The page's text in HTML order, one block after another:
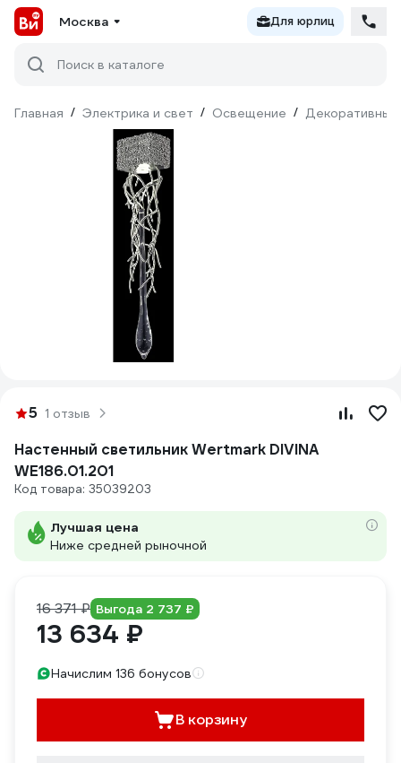
Москва Для юрлиц
Поиск в каталоге
Главная / Электрика и свет / Освещение / Декоративный
5 1 отзыв
Настенный светильник Wertmark DIVINA
WE186.01.201
Код товара: 35039203
Лучшая цена
Ниже средней рыночной
16 371 ₽ Выгода 2 737 ₽
13 634 ₽
Начислим 136 бонусов
В корзину